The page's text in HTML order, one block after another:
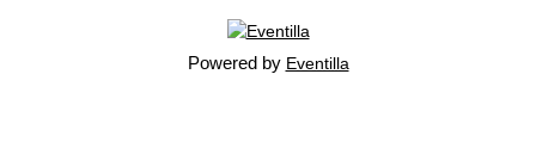
Powered by Eventilla